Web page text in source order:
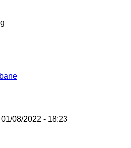
01/08/2022 - 18:23